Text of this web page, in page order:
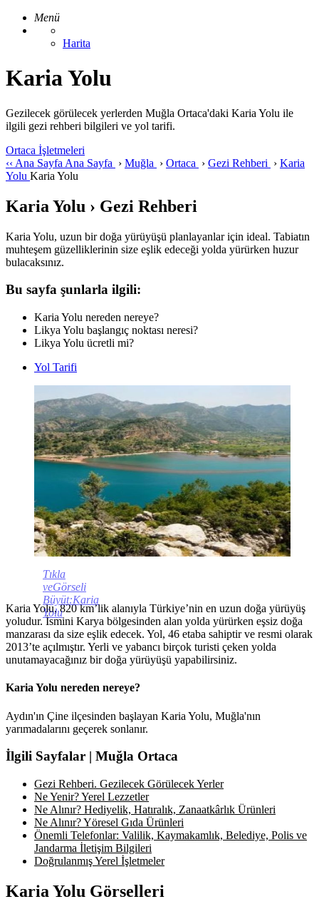
Menü
Harita
Karia Yolu
Gezilecek görülecek yerlerden Muğla Ortaca'daki Karia Yolu ile
ilgili gezi rehberi bilgileri ve yol tarifi.
Ortaca İşletmeleri
‹‹ Ana Sayfa Ana Sayfa › Muğla › Ortaca › Gezi Rehberi › Karia
Yolu Karia Yolu
Karia Yolu › Gezi Rehberi
Karia Yolu, uzun bir doğa yürüyüşü planlayanlar için ideal. Tabiatın
muhteşem güzelliklerinin size eşlik edeceği yolda yürürken huzur
bulacaksınız.
Bu sayfa şunlarla ilgili:
Karia Yolu nereden nereye?
Likya Yolu başlangıç noktası neresi?
Likya Yolu ücretli mi?
Yol Tarifi
Tıkla
veGörseli
Büyüt:Karia
Yolu
Karia Yolu, 820 km’lik alanıyla Türkiye’nin en uzun doğa yürüyüş
yoludur. İsmini Karya bölgesinden alan yolda yürürken eşsiz doğa
manzarası da size eşlik edecek. Yol, 46 etaba sahiptir ve resmi olarak
2013’te açılmıştır. Yerli ve yabancı birçok turisti çeken yolda
unutamayacağınız bir doğa yürüyüşü yapabilirsiniz.
Karia Yolu nereden nereye?
Aydın'ın Çine ilçesinden başlayan Karia Yolu, Muğla'nın
yarımadalarını geçerek sonlanır.
İlgili Sayfalar | Muğla Ortaca
Gezi Rehberi. Gezilecek Görülecek Yerler
Ne Yenir? Yerel Lezzetler
Ne Alınır? Hediyelik, Hatıralık, Zanaatkârlık Ürünleri
Ne Alınır? Yöresel Gıda Ürünleri
Önemli Telefonlar: Valilik, Kaymakamlık, Belediye, Polis ve
Jandarma İletişim Bilgileri
Doğrulanmış Yerel İşletmeler
Karia Yolu Görselleri